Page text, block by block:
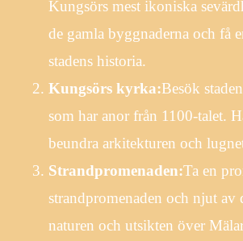
Kungsörs mest ikoniska
de gamla byggnaderna och få
stadens historia.
Kungsörs kyrka:Besök
som har anor från 1100-talet.
beundra arkitekturen och
Strandpromenaden:Ta en
strandpromenaden och njut av
naturen och utsikten över